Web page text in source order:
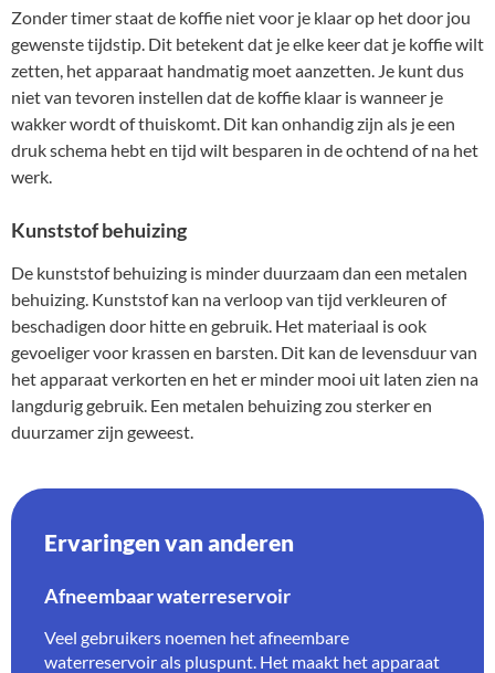
Zonder timer staat de koffie niet voor je klaar op het door jou
gewenste tijdstip. Dit betekent dat je elke keer dat je koffie wilt
zetten, het apparaat handmatig moet aanzetten. Je kunt dus
niet van tevoren instellen dat de koffie klaar is wanneer je
wakker wordt of thuiskomt. Dit kan onhandig zijn als je een
druk schema hebt en tijd wilt besparen in de ochtend of na het
werk.
Kunststof behuizing
De kunststof behuizing is minder duurzaam dan een metalen
behuizing. Kunststof kan na verloop van tijd verkleuren of
beschadigen door hitte en gebruik. Het materiaal is ook
gevoeliger voor krassen en barsten. Dit kan de levensduur van
het apparaat verkorten en het er minder mooi uit laten zien na
langdurig gebruik. Een metalen behuizing zou sterker en
duurzamer zijn geweest.
Ervaringen van anderen
Afneembaar waterreservoir
Veel gebruikers noemen het afneembare
waterreservoir als pluspunt. Het maakt het apparaat